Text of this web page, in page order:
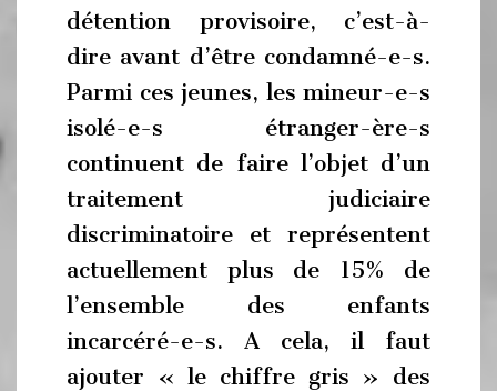
détention provisoire, c’est-à-
dire avant d’être condamné-e-s.
Parmi ces jeunes, les mineur-e-s
isolé-e-s étranger-ère-s
continuent de faire l’objet d’un
traitement judiciaire
discriminatoire et représentent
actuellement plus de 15% de
l’ensemble des enfants
incarcéré-e-s. A cela, il faut
ajouter « le chiffre gris » des